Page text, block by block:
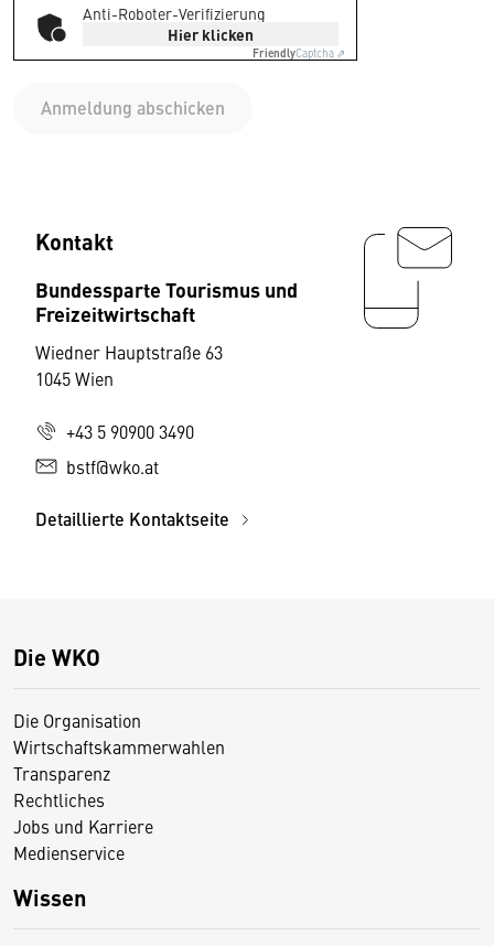
Anti-Roboter-Verifizierung
Hier klicken
FriendlyCaptcha ⇗
Anmeldung abschicken
Kontakt
Bundessparte Tourismus und
Freizeitwirtschaft
Wiedner Hauptstraße 63
1045 Wien
+43 5 90900 3490
bstf@wko.at
Detaillierte Kontaktseite
Die WKO
Die Organisation
Wirtschaftskammerwahlen
Transparenz
Rechtliches
Jobs und Karriere
Medienservice
Wissen